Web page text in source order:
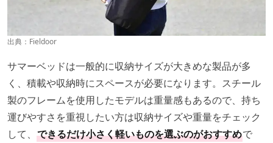
出典： Fieldoor
サマーベッドは一般的に収納サイズが大きめな製品が多
く、積載や収納時にスペースが必要になります。スチール
製のフレームを使用したモデルは重量感もあるので、持ち
運びやすさを重視したい方は収納サイズや重量をチェック
して、 できるだけ小さく軽いものを選ぶのがおすすめで